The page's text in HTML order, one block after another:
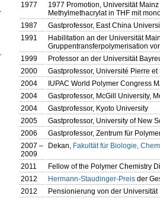
1977
1977 Promotion, Universität
Methylmethacrylat in THF mit
1987
Gastprofessor, East China
1991
Habilitation an der Universität
Gruppentransferpolymerisation
1999
Professor an der Universität
2000
Gastprofessor, Université Pierre
2004
IUPAC World Polymer Congress
2004
Gastprofessor, McGill University,
2004
Gastprofessor, Kyoto University
2005
Gastprofessor, University of New
2006
Gastprofessor, Zentrum für
2007 –
2009
Dekan, Fakultät für Biologie,
2011
Fellow of the Polymer Chemistry
2012
Hermann-Staudinger-Preis der
2012
Pensionierung von der Universität